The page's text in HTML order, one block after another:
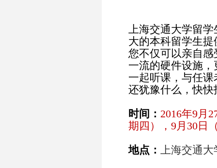
上海交通大学留
大的本科留学生
您不仅可以亲自
一流的硬件设施
一起听课，与任
还犹豫什么，快
时间： 2016年9月
期四），9月30日
地点： 上海交通大